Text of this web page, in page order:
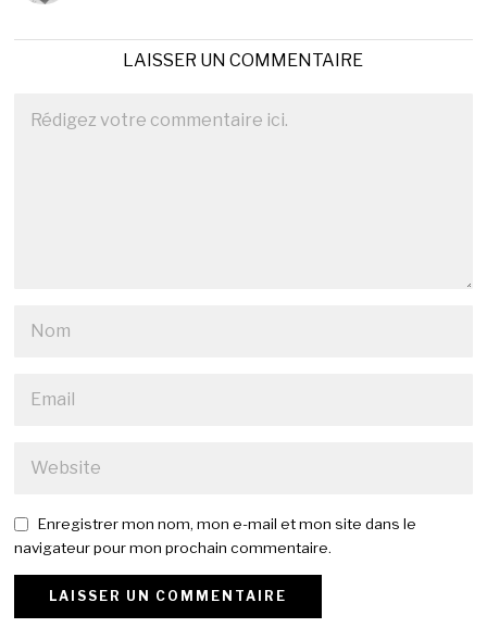
LAISSER UN COMMENTAIRE
Enregistrer mon nom, mon e-mail et mon site dans le
navigateur pour mon prochain commentaire.